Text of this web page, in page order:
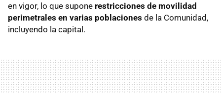
en vigor, lo que supone restricciones de movilidad
perimetrales en varias poblaciones de la Comunidad,
incluyendo la capital.